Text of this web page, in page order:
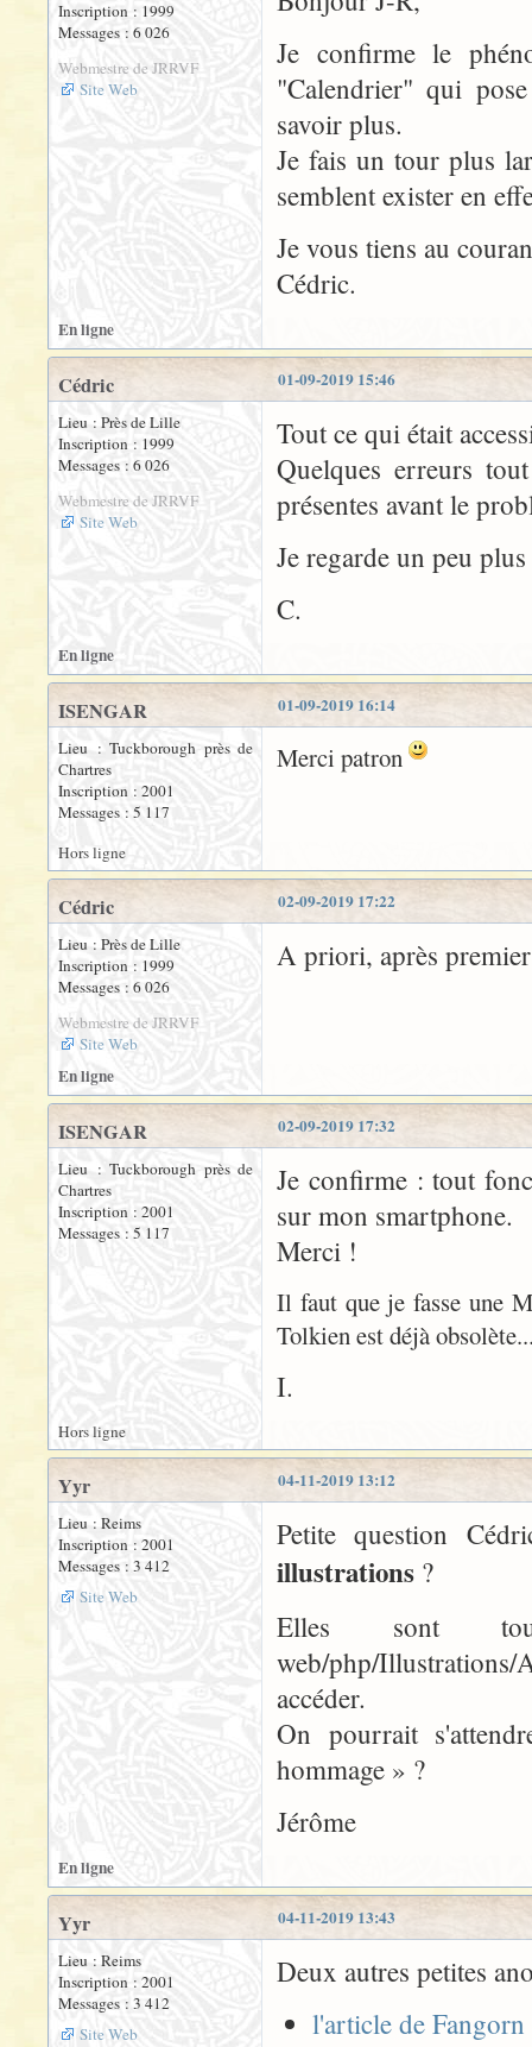
Inscription : 1999
Messages : 6 026
Webmestre de JRRVF
Site Web
Je confirme le
"Calendrier" qui
savoir plus.
Je fais un tour plus
semblent exister en
Je vous tiens au
Cédric.
En ligne
01-09-2019 15:46
Cédric
Lieu : Près de Lille
Inscription : 1999
Messages : 6 026
Webmestre de JRRVF
Site Web
Tout ce qui était
Quelques erreurs
présentes avant le
Je regarde un peu
C.
En ligne
01-09-2019 16:14
ISENGAR
Lieu : Tuckborough près de
Chartres
Inscription : 2001
Messages : 5 117
Merci patron
Hors ligne
02-09-2019 17:22
Cédric
Lieu : Près de Lille
Inscription : 1999
Messages : 6 026
Webmestre de JRRVF
Site Web
A priori, après
En ligne
02-09-2019 17:32
ISENGAR
Lieu : Tuckborough près de
Chartres
Inscription : 2001
Messages : 5 117
Je confirme : tout
sur mon smartphone.
Merci !
Il faut que je fasse une
Tolkien est déjà
I.
Hors ligne
04-11-2019 13:12
Yyr
Lieu : Reims
Inscription : 2001
Messages : 3 412
Site Web
Petite question
illustrations ?
Elles sont
web/php/
accéder.
On pourrait
hommage » ?
Jérôme
En ligne
04-11-2019 13:43
Yyr
Lieu : Reims
Inscription : 2001
Messages : 3 412
Site Web
Deux autres petites
l'article de Fangorn